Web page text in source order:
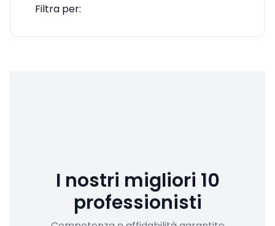
Filtra per:
I nostri migliori 10
professionisti